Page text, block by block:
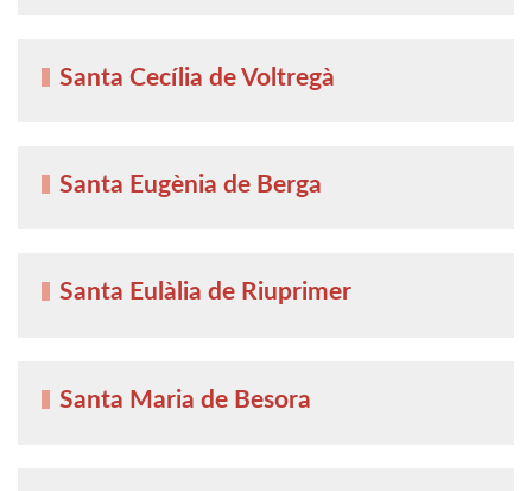
Santa Cecília de Voltregà
Santa Eugènia de Berga
Santa Eulàlia de Riuprimer
Santa Maria de Besora